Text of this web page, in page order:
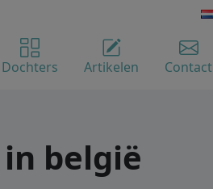
Dochters Artikelen Contact
belgië